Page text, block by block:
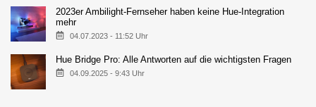
2023er Ambilight-Fernseher haben keine Hue-Integration
mehr
04.07.2023 - 11:52 Uhr
Hue Bridge Pro: Alle Antworten auf die wichtigsten Fragen
04.09.2025 - 9:43 Uhr